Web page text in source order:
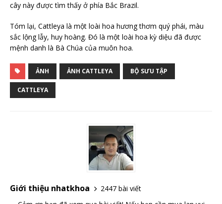
cây này được tìm thấy ở phía Bắc Brazil.
Tóm lại, Cattleya là một loài hoa hương thơm quý phái, màu
sắc lộng lẫy, huy hoàng. Đó là một loài hoa kỳ diệu đã được
mệnh danh là Bà Chúa của muôn hoa.
ẢNH ẢNH CATTLEYA BỘ SƯU TẬP
CATTLEYA
Giới thiệu nhatkhoa
2447 bài viết